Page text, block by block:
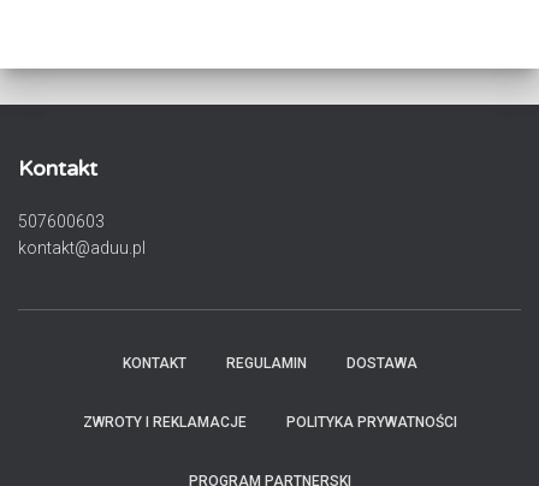
Kontakt
507600603
kontakt@aduu.pl
KONTAKT REGULAMIN DOSTAWA
ZWROTY I REKLAMACJE POLITYKA PRYWATNOŚCI
PROGRAM PARTNERSKI